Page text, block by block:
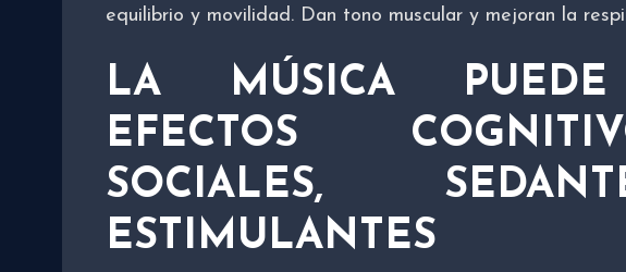
equilibrio y movilidad. Dan tono muscular y mejoran la
LA MÚSICA
EFECTOS
SOCIALES,
ESTIMULANTES